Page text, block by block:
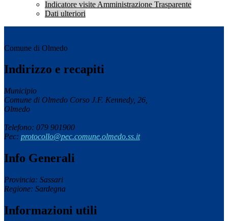
Indicatore visite Amministrazione Trasparente
Dati ulteriori
Comune di Olmedo
Indirizzo e recapiti
Municipio
Comune di Olmedo Corso J.F. Kennedy, 26,
Olmedo
Telefono: 079 901900
Pec: protocollo@pec.comune.olmedo.ss.it
Info Generali
Provincia: Sassari
Regione: Sardegna
Informazioni utili